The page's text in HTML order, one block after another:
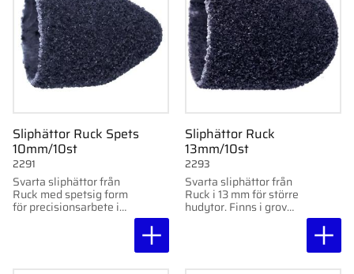
Sliphättor Ruck Spets
10mm/10st
Svarta sliphättor från
Ruck med spetsig form
för precisionsarbete i
smala och
2291
Sliphättor Ruck
13mm/10st
Svarta sliphättor från
Ruck i 13 mm för större
hudytor. Finns i grov
och supergrov för
2293